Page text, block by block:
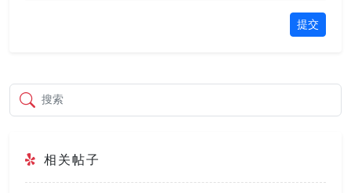
提交
搜索
相关帖子